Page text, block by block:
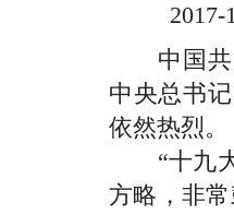
中国共产
中央总书
依然热烈。
“十九大
方略，非